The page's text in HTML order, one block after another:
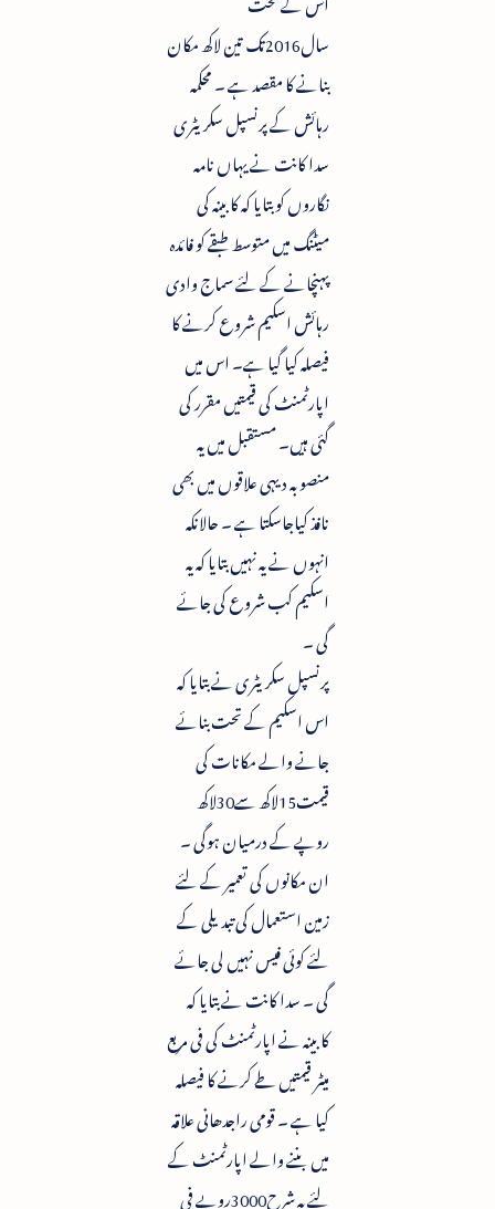
سال2016تک تین لاکھ مکان
بنانے کا مقصد ہے ۔ محکمہ
رہائش کے پرنسپل سکریٹری
سدا کانت نے یہاں نامہ
نگاروں کو بتایا کہ کابینہ کی
میٹنگ میں متوسط طبقے کو فائدہ
پہنچانے کے لئے سماج وادی
رہائش اسکیم شروع کرنے کا
فیصلہ کیا گیا ہے۔ اس میں
اپارٹمنٹ کی قیمتیں مقرر کی
گئی ہیں۔ مستقبل میں یہ
منصوبہ دیہی علاقوں میں بھی
نافذ کیاجاسکتا ہے ۔ حالانکہ
انہوں نے یہ نہیں بتایا کہ یہ
اسکیم کب شروع کی جائے
گی ۔
پرنسپل سکریٹری نے بتایا کہ
اس اسکیم کے تحت بنائے
جانے والے مکانات کی
قیمت15لاکھ سے30لاکھ
روپے کے درمیان ہوگی ۔
ان مکانوں کی تعمیر کے لئے
زمین استعمال کی تبدیلی کے
لئے کوئی فیس نہیں لی جائے
گی ۔ سدا کانت نے بتایا کہ
کابینہ نے اپارٹمنٹ کی فی مربع
میٹر قیمتیں طے کرنے کا فیصلہ
کیا ہے ۔ قومی راجدھانی علاقہ
میں بننے والے اپارٹمنٹ کے
لئے یہ شرح3000روپے فی